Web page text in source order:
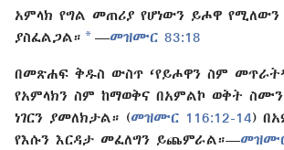
አምላክ የግል መጠሪያ የሆነውን ይሖዋ
ያስፈልጋል። a —መዝሙር 83:18
በመጽሐፍ ቅዱስ ውስጥ ‘የይሖዋን ስም
የአምላክን ስም ከማወቅና በአምልኮ ወቅት
ነገርን ያመለክታል። (መዝሙር 116:12-14)
የእሱን እርዳታ መፈለግን ይጨምራል።—መዝሙር